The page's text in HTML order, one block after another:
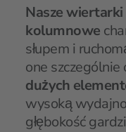
Nasze wiertarki
kolumnowe
słupem i
one
dużych
wysoką
głębokość